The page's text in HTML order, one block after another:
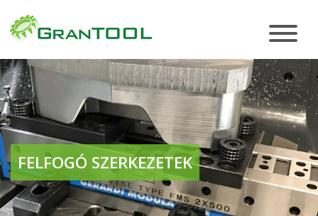
FELFOGÓ SZERKEZETEK